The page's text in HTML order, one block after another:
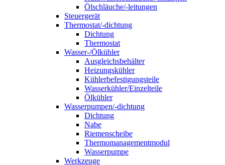
Ölschläuche/-leitungen
Steuergerät
Thermostat/-dichtung
Dichtung
Thermostat
Wasser-/Ölkühler
Ausgleichsbehälter
Heizungskühler
Kühlerbefestigungsteile
Wasserkühler/Einzelteile
Ölkühler
Wasserpumpen/-dichtung
Dichtung
Nabe
Riemenscheibe
Thermomanagementmodul
Wasserpumpe
Werkzeuge